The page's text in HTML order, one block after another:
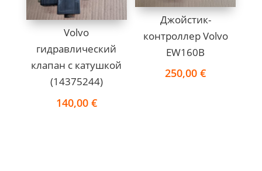
Volvo
гидравлический
клапан с катушкoй
(14375244)
140,00 €
Джойстик-
контроллер Volvo
EW160B
250,00€